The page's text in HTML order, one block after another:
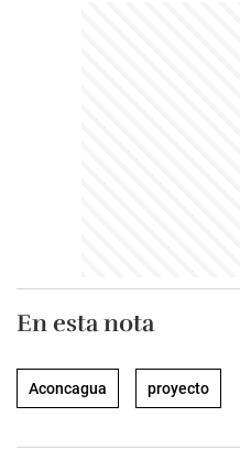
En esta nota
Aconcagua proyecto